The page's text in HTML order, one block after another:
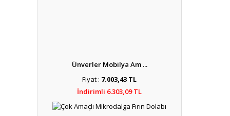
Ünverler Mobilya Am ...
Fiyat : 7.003,43 TL
İndirimli 6.303,09 TL